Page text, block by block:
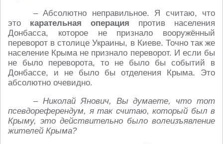
– Абсолютно неправильное. Я считаю, что
это карательная операция против населения
Донбасса, которое не признало вооружённый
переворот в столице Украины, в Киеве. Точно так же
население Крыма не признало переворот. И если бы
не было переворота, то не было бы событий в
Донбассе, и не было бы отделения Крыма. Это
абсолютно очевидно.
– Николай Янович, Вы думаете, что тот
псевдореферендум, я так считаю, который был в
Крыму, это действительно было волеизъявление
жителей Крыма?